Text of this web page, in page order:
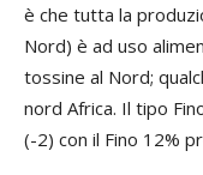
è che tutta la
Nord) è ad uso
tossine al Nord;
nord Africa. Il tipo
(-2) con il Fino 12%